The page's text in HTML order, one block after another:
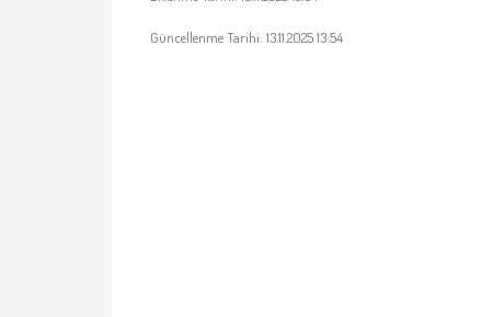
Güncellenme Tarihi: 13.11.2025 13:54